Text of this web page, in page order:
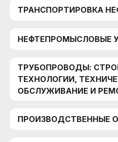
ТРАНСПОРТИРОВКА
НЕФТЕПРОМЫСЛОВЫЕ
ТРУБОПРОВОДЫ:
ТЕХНОЛОГИИ,
ОБСЛУЖИВАНИЕ И
ПРОИЗВОДСТВЕННЫЕ